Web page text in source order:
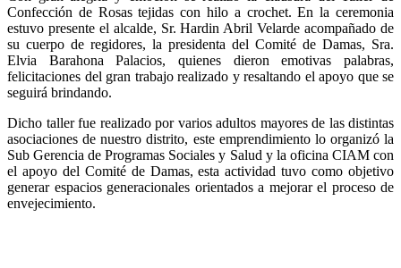
Confección de Rosas tejidas con hilo a crochet. En la ceremonia
estuvo presente el alcalde, Sr. Hardin Abril Velarde acompañado de
su cuerpo de regidores, la presidenta del Comité de Damas, Sra.
Elvia Barahona Palacios, quienes dieron emotivas palabras,
felicitaciones del gran trabajo realizado y resaltando el apoyo que se
seguirá brindando.
Dicho taller fue realizado por varios adultos mayores de las distintas
asociaciones de nuestro distrito, este emprendimiento lo organizó la
Sub Gerencia de Programas Sociales y Salud y la oficina CIAM con
el apoyo del Comité de Damas, esta actividad tuvo como objetivo
generar espacios generacionales orientados a mejorar el proceso de
envejecimiento.